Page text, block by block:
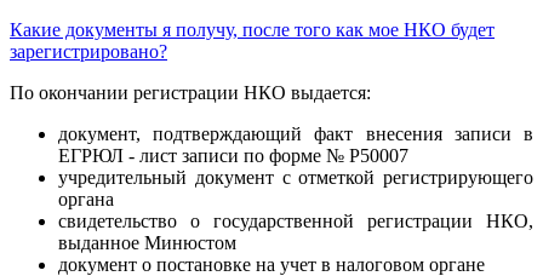
Какие документы я получу, после того как мое НКО будет
зарегистрировано?
По окончании регистрации НКО выдается:
документ, подтверждающий факт внесения записи в
ЕГРЮЛ - лист записи по форме № Р50007
учредительный документ с отметкой регистрирующего
органа
свидетельство о государственной регистрации НКО,
выданное Минюстом
документ о постановке на учет в налоговом органе